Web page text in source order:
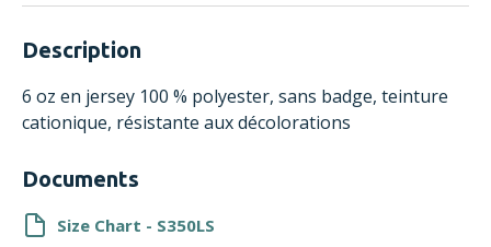
Description
6 oz en jersey 100 % polyester, sans badge, teinture
cationique, résistante aux décolorations
Documents
Size Chart - S350LS